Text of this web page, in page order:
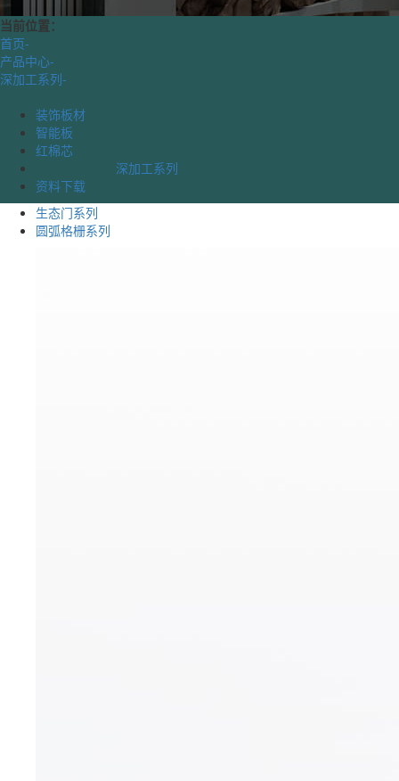
当前位置：
首页-
产品中心-
深加工系列-
装饰板材
智能板
红棉芯
深加工系列
资料下载
生态门系列
圆弧格栅系列